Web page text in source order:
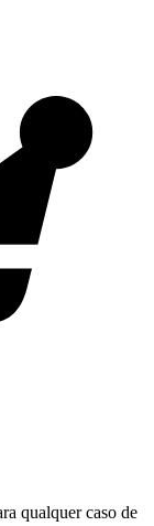
qualquer caso de